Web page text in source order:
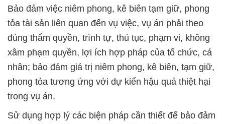
Bảo đảm việc niêm phong, kê biên tạm giữ, phong
tỏa tài sản liên quan đến vụ việc, vụ án phải theo
đúng thẩm quyền, trình tự, thủ tục, phạm vi, không
xâm phạm quyền, lợi ích hợp pháp của tổ chức, cá
nhân; bảo đảm giá trị niêm phong, kê biên, tạm giữ,
phong tỏa tương ứng với dự kiến hậu quả thiệt hại
trong vụ án.
Sử dụng hợp lý các biện pháp cần thiết để bảo đảm